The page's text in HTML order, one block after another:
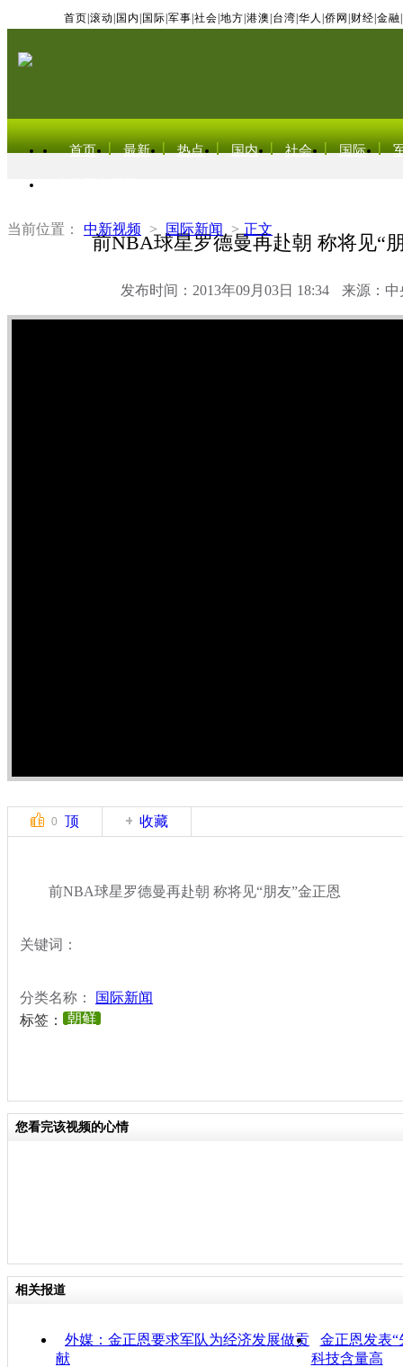
首页 滚动 国内 国际 军事 社会 地方 港澳 台湾 华人 侨网 财经 金融
首页 最新 热点 国内 社会 国际
当前位置： 中新视频 > 国际新闻 > 正文
前NBA球星罗德曼再赴朝 称将见“
发布时间：2013年09月03日 18:34 来源：中
0 顶 收藏
前NBA球星罗德曼再赴朝 称将见“朋友”金正恩
关键词：
分类名称：
国际新闻
标签：
朝鲜
您看完该视频的心情
相关报道
外媒：金正恩要求军队为经济发展做贡
献
金正恩发表“
科技含量高